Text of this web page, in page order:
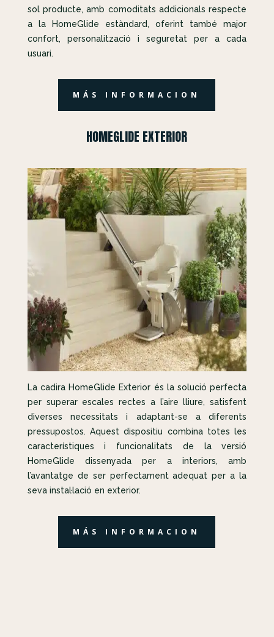
sol producte, amb comoditats addicionals respecte
a la HomeGlide estàndard, oferint també major
confort, personalització i seguretat per a cada
usuari.
MÁS INFORMACION
HOMEGLIDE EXTERIOR
La cadira HomeGlide Exterior és la solució perfecta
per superar escales rectes a l’aire lliure, satisfent
diverses necessitats i adaptant-se a diferents
pressupostos. Aquest dispositiu combina totes les
característiques i funcionalitats de la versió
HomeGlide dissenyada per a interiors, amb
l’avantatge de ser perfectament adequat per a la
seva instal·lació en exterior.
MÁS INFORMACION